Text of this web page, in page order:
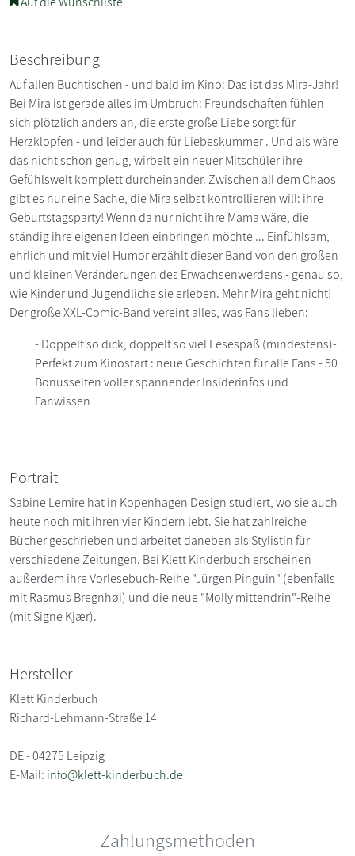
Beschreibung
Auf allen Buchtischen - und bald im Kino: Das ist das Mira-Jahr!
Bei Mira ist gerade alles im Umbruch: Freundschaften fühlen
sich plötzlich anders an, die erste große Liebe sorgt für
Herzklopfen - und leider auch für Liebeskummer . Und als wäre
das nicht schon genug, wirbelt ein neuer Mitschüler ihre
Gefühlswelt komplett durcheinander. Zwischen all dem Chaos
gibt es nur eine Sache, die Mira selbst kontrollieren will: ihre
Geburtstagsparty! Wenn da nur nicht ihre Mama wäre, die
ständig ihre eigenen Ideen einbringen möchte ... Einfühlsam,
ehrlich und mit viel Humor erzählt dieser Band von den großen
und kleinen Veränderungen des Erwachsenwerdens - genau so,
wie Kinder und Jugendliche sie erleben. Mehr Mira geht nicht!
Der große XXL-Comic-Band vereint alles, was Fans lieben:
- Doppelt so dick, doppelt so viel Lesespaß (mindestens)-
Perfekt zum Kinostart : neue Geschichten für alle Fans - 50
Bonusseiten voller spannender Insiderinfos und
Fanwissen
Portrait
Sabine Lemire hat in Kopenhagen Design studiert, wo sie auch
heute noch mit ihren vier Kindern lebt. Sie hat zahlreiche
Bücher geschrieben und arbeitet daneben als Stylistin für
verschiedene Zeitungen. Bei Klett Kinderbuch erscheinen
außerdem ihre Vorlesebuch-Reihe "Jürgen Pinguin" (ebenfalls
mit Rasmus Bregnhøi) und die neue "Molly mittendrin"-Reihe
(mit Signe Kjær).
Hersteller
Klett Kinderbuch
Richard-Lehmann-Straße 14
DE - 04275 Leipzig
E-Mail: info@klett-kinderbuch.de
Zahlungsmethoden